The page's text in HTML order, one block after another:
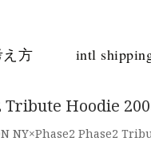
方 intl
Tribute Hoodie
NY×Phase2 Phase2